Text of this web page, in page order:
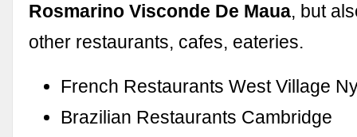
Rosmarino Visconde De Maua, but
other restaurants, cafes, eateries.
French Restaurants West Village
Brazilian Restaurants Cambridge